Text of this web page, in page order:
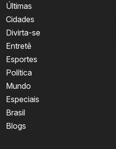
Últimas
Cidades
Divirta-se
Entretê
Esportes
Política
Mundo
Especiais
Brasil
Blogs